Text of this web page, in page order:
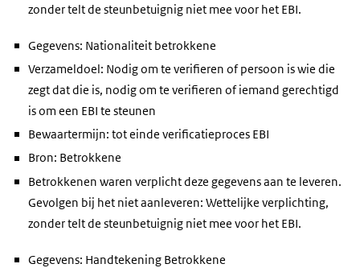
zonder telt de steunbetuignig niet mee voor het EBI.
Gegevens: Nationaliteit betrokkene
Verzameldoel: Nodig om te verifieren of persoon is wie die
zegt dat die is, nodig om te verifieren of iemand gerechtigd
is om een EBI te steunen
Bewaartermijn: tot einde verificatieproces EBI
Bron: Betrokkene
Betrokkenen waren verplicht deze gegevens aan te leveren.
Gevolgen bij het niet aanleveren: Wettelijke verplichting,
zonder telt de steunbetuignig niet mee voor het EBI.
Gegevens: Handtekening Betrokkene